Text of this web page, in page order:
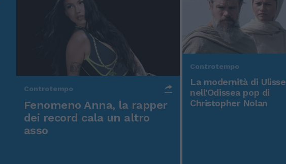
Controtempo
Fenomeno Anna, la rapper
dei record cala un altro
asso
Controtempo
La modernità di Ulisse
nell'Odissea pop di
Christopher Nolan